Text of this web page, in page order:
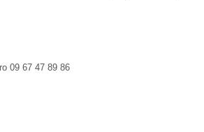
09 67 47 89 86